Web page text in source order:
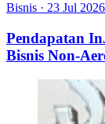
Bisnis · 23 Jul 2026
Pendapatan
Bisnis Non-